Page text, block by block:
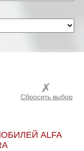
Сбросить выбор
ALFA